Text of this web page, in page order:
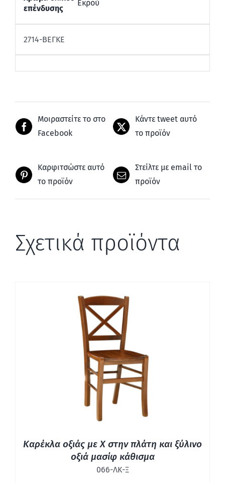
επένδυσης
Εκρού
2714-ΒΕΓΚΕ
Μοιραστείτε το στο
Facebook
Κάντε tweet αυτό
το προϊόν
Καρφιτσώστε αυτό
το προϊόν
Στείλτε με email το
προϊόν
Σχετικά προϊόντα
ΛΕΠΤΟΜΈΡΕΙΕΣ
Καρέκλα οξιάς με Χ στην πλάτη και ξύλινο
οξιά μασίφ κάθισμα
066-ΛΚ-Ξ